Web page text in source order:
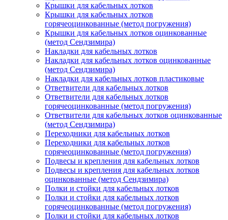
Крышки для кабельных лотков
Крышки для кабельных лотков
горячеоцинкованные (метод погружения)
Крышки для кабельных лотков оцинкованные
(метод Сендзимира)
Накладки для кабельных лотков
Накладки для кабельных лотков оцинкованные
(метод Сендзимира)
Накладки для кабельных лотков пластиковые
Ответвители для кабельных лотков
Ответвители для кабельных лотков
горячеоцинкованные (метод погружения)
Ответвители для кабельных лотков оцинкованные
(метод Сендзимира)
Переходники для кабельных лотков
Переходники для кабельных лотков
горячеоцинкованные (метод погружения)
Подвесы и крепления для кабельных лотков
Подвесы и крепления для кабельных лотков
оцинкованные (метод Сендзимира)
Полки и стойки для кабельных лотков
Полки и стойки для кабельных лотков
горячеоцинкованные (метод погружения)
Полки и стойки для кабельных лотков